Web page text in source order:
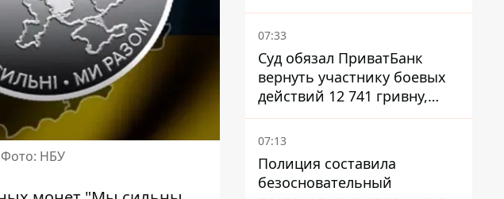
НБУ
07:33
Суд обязал ПриватБанк
вернуть участнику боевых
действий 12 741 гривну,
украденную мошенниками
07:13
Полиция составила
безосновательный